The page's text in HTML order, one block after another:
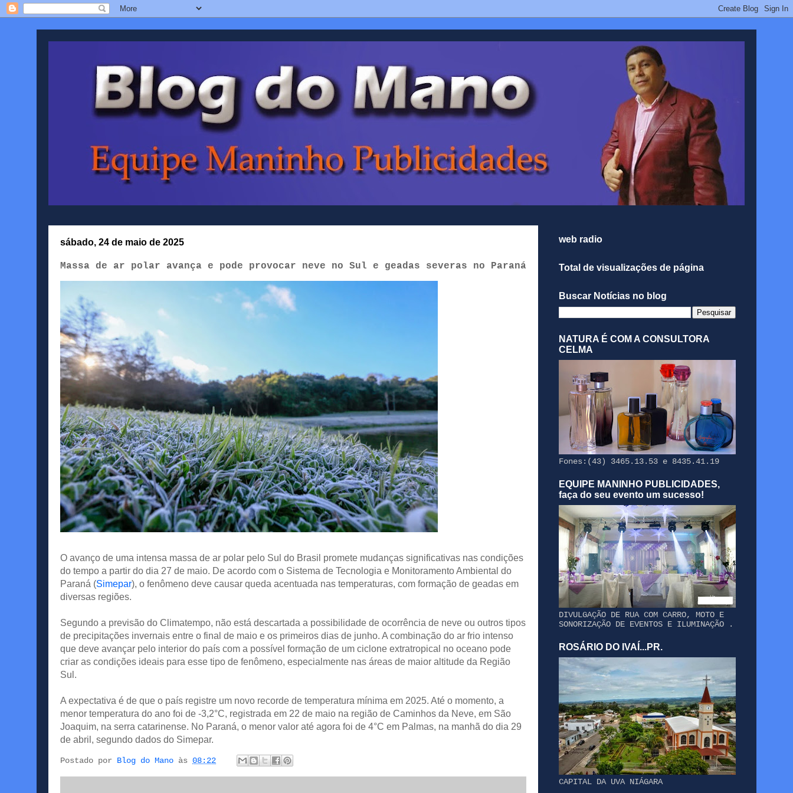
sábado, 24 de maio de 2025
Massa de ar polar avança e pode provocar neve no Sul e geadas severas no Paraná
O avanço de uma intensa massa de ar polar pelo Sul do Brasil promete mudanças significativas nas condições
do tempo a partir do dia 27 de maio. De acordo com o Sistema de Tecnologia e Monitoramento Ambiental do
Paraná (Simepar), o fenômeno deve causar queda acentuada nas temperaturas, com formação de geadas em
diversas regiões.
Segundo a previsão do Climatempo, não está descartada a possibilidade de ocorrência de neve ou outros tipos
de precipitações invernais entre o final de maio e os primeiros dias de junho. A combinação do ar frio intenso
que deve avançar pelo interior do país com a possível formação de um ciclone extratropical no oceano pode
criar as condições ideais para esse tipo de fenômeno, especialmente nas áreas de maior altitude da Região
Sul.
A expectativa é de que o país registre um novo recorde de temperatura mínima em 2025. Até o momento, a
menor temperatura do ano foi de -3,2°C, registrada em 22 de maio na região de Caminhos da Neve, em São
Joaquim, na serra catarinense. No Paraná, o menor valor até agora foi de 4°C em Palmas, na manhã do dia 29
de abril, segundo dados do Simepar.
Postado por Blog do Mano às 08:22
web radio
Total de visualizações de página
Buscar Notícias no blog
NATURA É COM A CONSULTORA
CELMA
Fones:(43) 3465.13.53 e 8435.41.19
EQUIPE MANINHO PUBLICIDADES,
faça do seu evento um sucesso!
DIVULGAÇÃO DE RUA COM CARRO, MOTO E
SONORIZAÇÃO DE EVENTOS E ILUMINAÇÃO .
ROSÁRIO DO IVAÍ...PR.
CAPITAL DA UVA NIÁGARA